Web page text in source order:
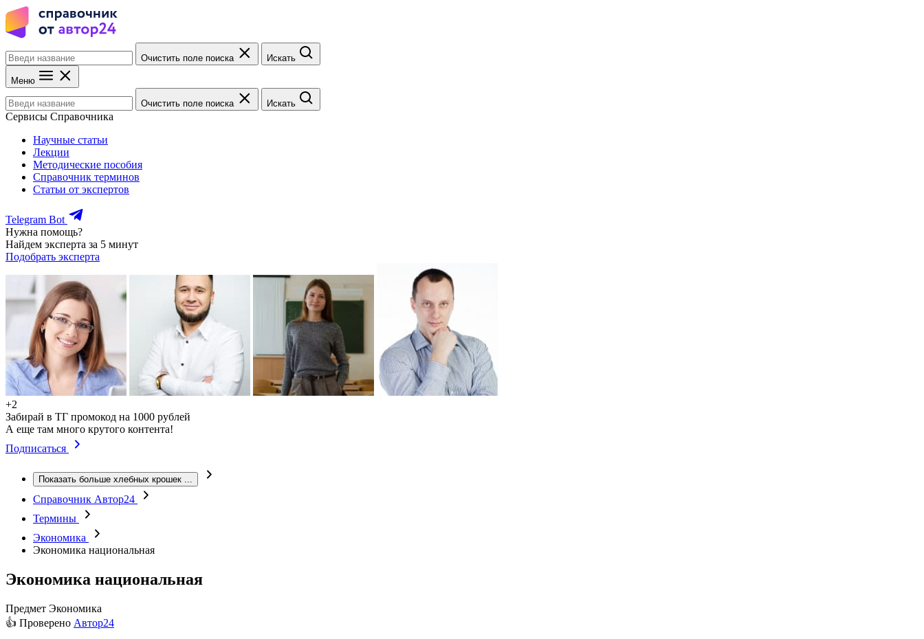
Очистить поле поиска Искать
Меню
Очистить поле поиска Искать
Сервисы Справочника
Научные статьи
Лекции
Методические пособия
Справочник терминов
Статьи от экспертов
Telegram Bot
Нужна помощь?
Найдем эксперта за 5 минут
Подобрать эксперта
+2
Забирай в ТГ промокод на 1000 рублей
А еще там много крутого контента!
Подписаться
Показать больше хлебных крошек ...
Справочник Автор24
Термины
Экономика
Экономика национальная
Экономика национальная
Предмет Экономика
👍 Проверено Автор24